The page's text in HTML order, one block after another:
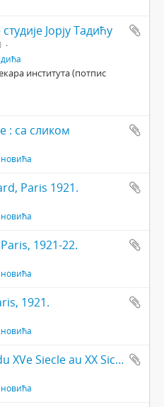
Јорју Тадићу
института (потпис
: са сликом
Paris 1921.
1921-22.
1921.
Exposition de dessins du XVe Siecle au XX Sicele : Paris, 1927.